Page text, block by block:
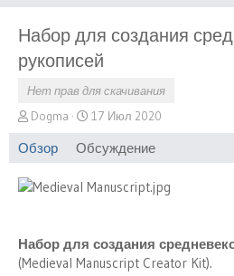
Набор для создания
рукописей
Нет прав для скачивания
А
в
т
о
р
Dogma
Д
а
т
а
с
о
а
н
17 Июл 2020
Обзор Обсуждение
Набор для создания
(Medieval Manuscript Creator Kit).